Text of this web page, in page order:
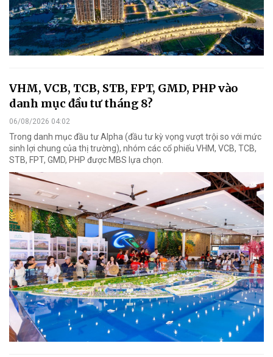
VHM, VCB, TCB, STB, FPT, GMD, PHP vào
danh mục đầu tư tháng 8?
06/08/2026 04:02
Trong danh mục đầu tư Alpha (đầu tư kỳ vọng vượt trội so với mức
sinh lợi chung của thị trường), nhóm các cổ phiếu VHM, VCB, TCB,
STB, FPT, GMD, PHP được MBS lựa chọn.